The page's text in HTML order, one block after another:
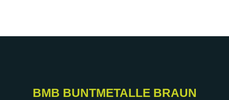
BMB BUNTMETALLE BRAUN